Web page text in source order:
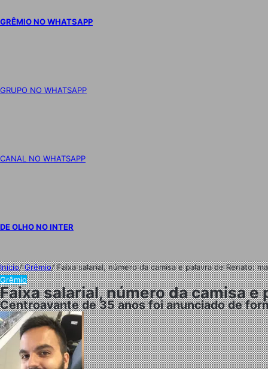
GRÊMIO NO WHATSAPP
GRUPO NO WHATSAPP
CANAL NO WHATSAPP
DE OLHO NO INTER
Início/Grêmio/Faixa salarial, número da camisa e palavra de Renato:
Grêmio
Faixa salarial, número da camisa
Centroavante de 35 anos foi anunciado de